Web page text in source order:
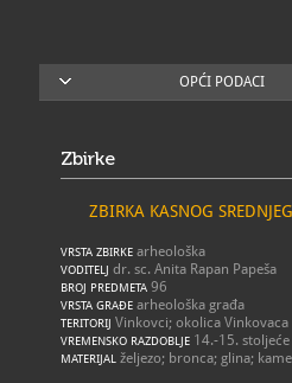
OPĆI PODACI
Zbirke
ZBIRKA KASNOG
VRSTA ZBIRKE arheološka
VODITELJ dr. sc. Anita Rapan Papeša
BROJ PREDMETA 96
VRSTA GRAĐE arheološka građa
TERITORIJ Vinkovci; okolica Vinkovaca
VREMENSKO RAZDOBLJE 14.-15. stoljeće
MATERIJAL željezo; bronca; glina;